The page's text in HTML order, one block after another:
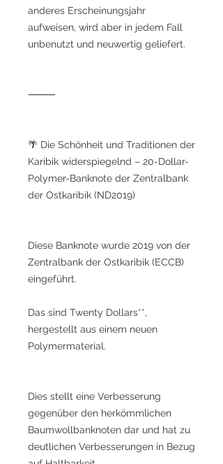
anderes Erscheinungsjahr
aufweisen, wird aber in jedem Fall
unbenutzt und neuwertig geliefert.
⸻
🌴 Die Schönheit und Traditionen der
Karibik widerspiegelnd – 20-Dollar-
Polymer-Banknote der Zentralbank
der Ostkaribik (ND2019)
Diese Banknote wurde 2019 von der
Zentralbank der Ostkaribik (ECCB)
eingeführt.
Das sind Twenty Dollars**,
hergestellt aus einem neuen
Polymermaterial.
Dies stellt eine Verbesserung
gegenüber den herkömmlichen
Baumwollbanknoten dar und hat zu
deutlichen Verbesserungen in Bezug